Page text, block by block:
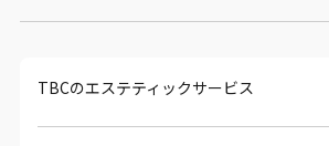
TBCのエステティックサービス